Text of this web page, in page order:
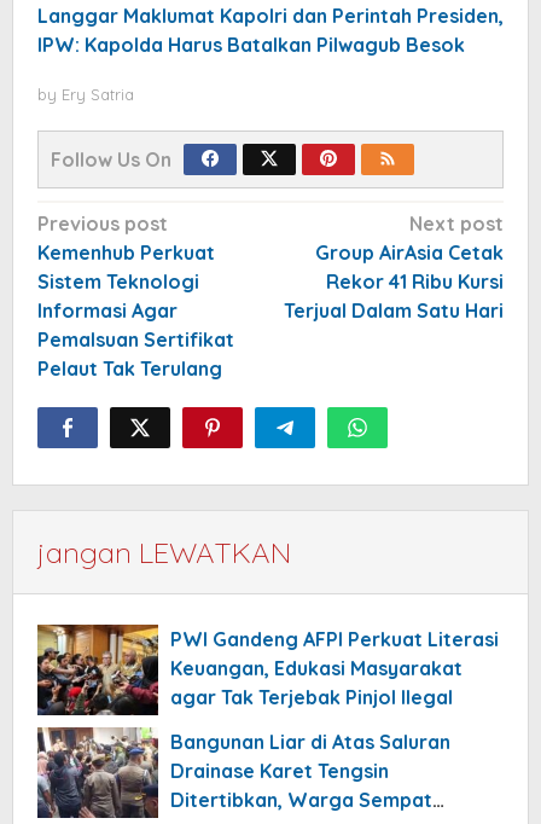
Langgar Maklumat Kapolri dan Perintah Presiden,
IPW: Kapolda Harus Batalkan Pilwagub Besok
by Ery Satria
Follow Us On
Post
navigation
Previous post
Kemenhub Perkuat
Sistem Teknologi
Informasi Agar
Pemalsuan Sertifikat
Pelaut Tak Terulang
Next post
Group AirAsia Cetak
Rekor 41 Ribu Kursi
Terjual Dalam Satu Hari
jangan LEWATKAN
PWI Gandeng AFPI Perkuat Literasi
Keuangan, Edukasi Masyarakat
agar Tak Terjebak Pinjol Ilegal
Bangunan Liar di Atas Saluran
Drainase Karet Tengsin
Ditertibkan, Warga Sempat